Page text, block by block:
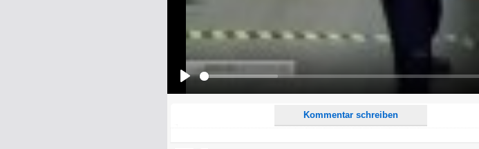
Kommentar schreiben
Alle HTML-Tags außer <br>, <strike> und <i> werden aus Deinem Kommentar entfernt.
URLs werden automatisch umgewandelt. Bitte verwende "www." oder "http://" in URLs
Ich möchte eine E-Mail, wenn zu meinem Kommentar Antworten erscheinen.
Ich möchte eine E-Mail, wenn auf dieser Seite weitere Kommentare erscheinen.